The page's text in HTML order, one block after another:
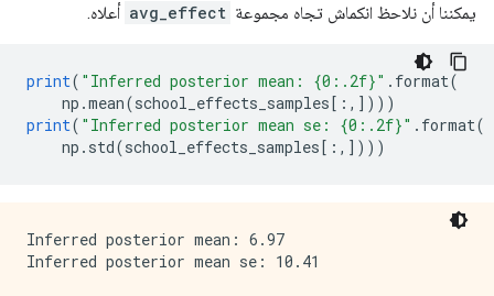
يمكننا أن نلاحظ انكماش تجاه مجموعة avg_effect أعلاه.
print( "Inferred posterior mean: {0:.2f}" . format(
np .mean(school_effects_samples [:,])))
print( "Inferred posterior mean se: {0:.2f}" . format(
np . std(school_effects_samples [:,])))
Inferred posterior mean: 6.97